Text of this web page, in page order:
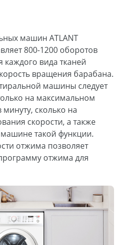
машин ATLANT
800-1200 оборотов
каждого вида тканей
вращения барабана.
машины следует
на максимальном
сколько на
скорости, а также
такой функции.
отжима позволяет
отжима для